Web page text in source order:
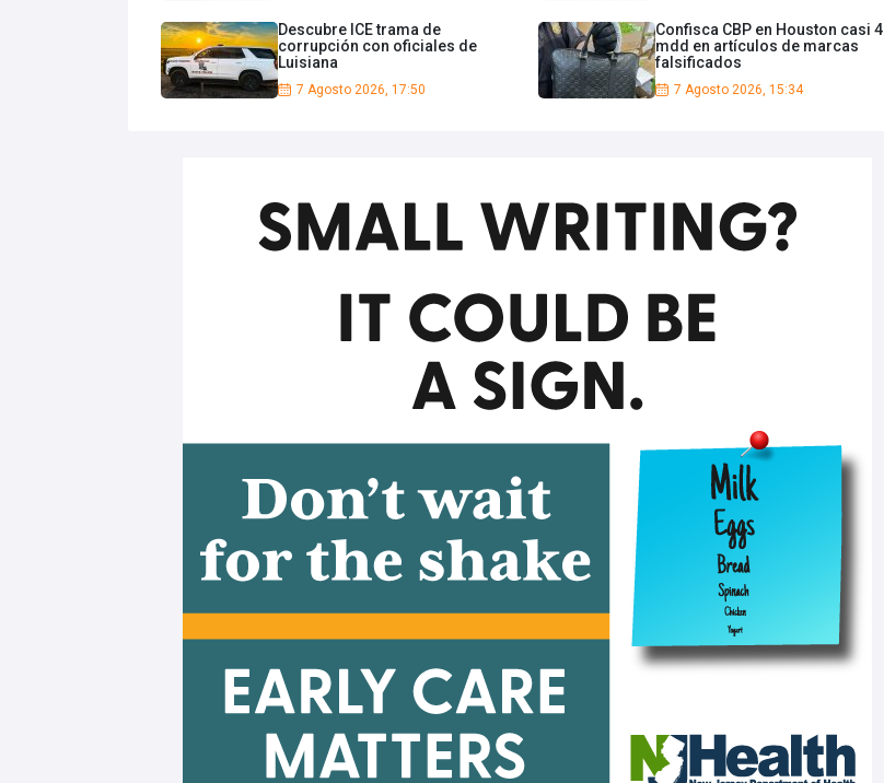
Descubre ICE trama de
corrupción con oficiales de
Luisiana
7 Agosto 2026, 17:50
Confisca CBP en Houston casi 4
mdd en artículos de marcas
falsificados
7 Agosto 2026, 15:34